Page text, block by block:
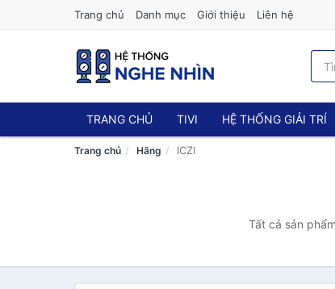
Trang chủ Danh mục Giới thiệu Liên hệ
TRANG CHỦ TIVI HỆ THỐNG GIẢI TRÍ
Trang chủ Hãng ICZI
Tất cả sản